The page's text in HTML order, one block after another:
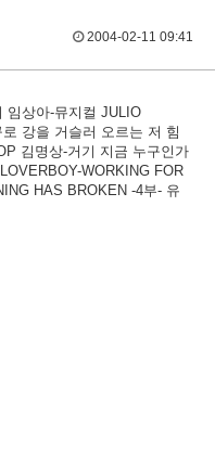
2004-02-11 09:41
임상아-뮤지컬 JULIO
강을 거슬러 오르는 저 힘
김명상-거기 지금 누구인가
WORKING FOR
HAS BROKEN -4부- 유